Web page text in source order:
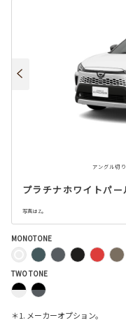
プラチナホワイトパー
写真はZ。
アングル切り
MONOTONE
TWO TONE
＊1. メーカーオプション。